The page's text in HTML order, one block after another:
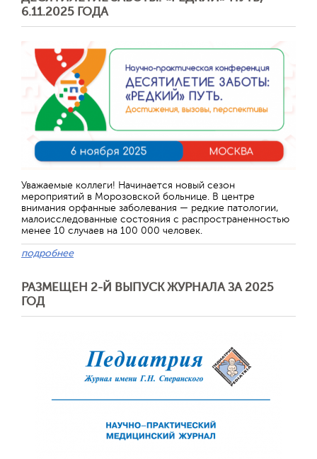
6.11.2025 ГОДА
Уважаемые коллеги! Начинается новый сезон
мероприятий в Морозовской больнице. В центре
внимания орфанные заболевания — редкие патологии,
малоисследованные состояния с распространенностью
менее 10 случаев на 100 000 человек.
подробнее
РАЗМЕЩЕН 2-Й ВЫПУСК ЖУРНАЛА ЗА 2025
ГОД